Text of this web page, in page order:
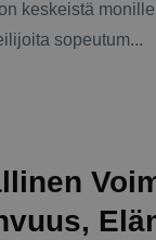
keskeistä
sopeutum...